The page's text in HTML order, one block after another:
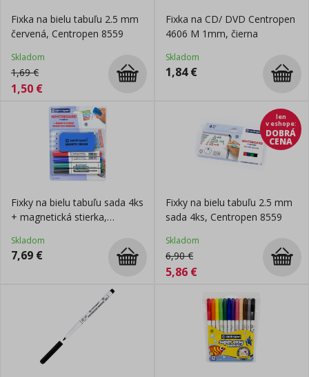
Fixka na bielu tabuľu 2.5 mm
červená, Centropen 8559
Skladom
1,69€
1,50 €
Fixka na CD/ DVD Centropen
4606 M 1mm, čierna
Skladom
1,84€
Fixky na bielu tabuľu sada 4ks
+ magnetická stierka,
Skladom
7,69 €
len
v eshope:
DOBRÁ
CENA
Fixky na bielu tabuľu 2.5 mm
sada 4ks, Centropen 8559
Skladom
6,90€
5,86 €